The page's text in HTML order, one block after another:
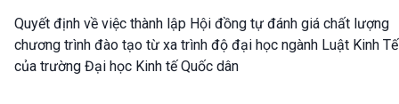
Quyết định về việc thành lập Hội đồng tự đánh giá chất lượng
chương trình đào tạo từ xa trình độ đại học ngành Luật Kinh Tế
của trường Đại học Kinh tế Quốc dân